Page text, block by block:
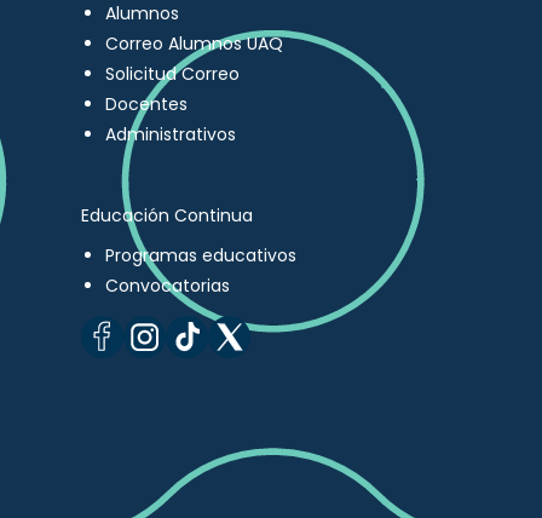
Alumnos
Correo Alumnos UAQ
Solicitud Correo
Docentes
Administrativos
Educación Continua
Programas educativos
Convocatorias